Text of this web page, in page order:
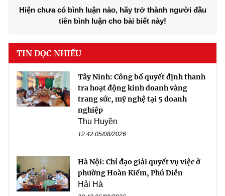
Hiện chưa có bình luận nào, hãy trở thành người đầu
tiên bình luận cho bài biết này!
TIN ĐỌC NHIỀU
Tây Ninh: Công bố quyết định thanh
tra hoạt động kinh doanh vàng
trang sức, mỹ nghệ tại 5 doanh
nghiệp
Thu Huyền
12:42 05/08/2026
Hà Nội: Chỉ đạo giải quyết vụ việc ở
phường Hoàn Kiếm, Phú Diễn
Hải Hà